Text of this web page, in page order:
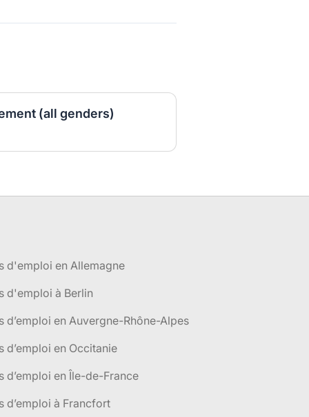
(all genders)
d'emploi en Allemagne
d'emploi à Berlin
d’emploi en Auvergne-Rhône-Alpes
d’emploi en Occitanie
d’emploi en Île-de-France
d’emploi à Francfort